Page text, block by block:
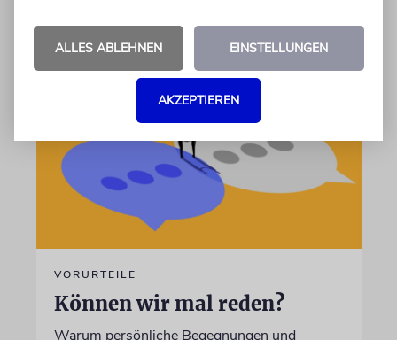
VORURTEILE
Können wir mal reden?
Warum persönliche Begegnungen und
ALLES ABLEHNEN EINSTELLUNGEN
AKZEPTIEREN